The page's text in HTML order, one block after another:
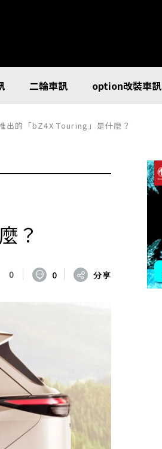
二輪車訊 option改裝車訊
出的「bZ4X Touring」是什麼？
？
0 0 分享